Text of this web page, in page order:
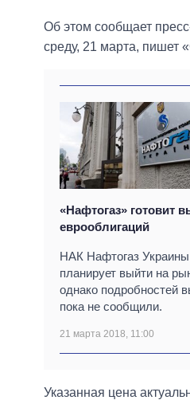
Об этом сообщает
среду, 21 марта, пишет
«Нафтогаз» готовит
еврооблигаций
НАК Нафтогаз Украины
планирует выйти на
однако подробностей
пока не сообщили.
21 марта 2018, 11:00
Указанная цена